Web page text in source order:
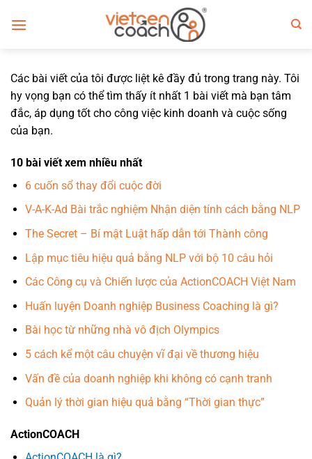
qua
Các bài viết của tôi được liệt kê đầy đủ trong trang này. Tôi
hy vọng bạn có thể tìm thấy ít nhất 1 bài viết mà bạn tâm
đắc, áp dụng tốt cho công việc kinh doanh và cuộc sống
của bạn.
10 bài viết xem nhiều nhất
6 cuốn sổ thay đổi cuộc đời
V-A-K-Ad Bài trắc nghiệm Nhận diện tính cách bằng NLP
The Secret – Bí mật Luật hấp dẫn tới Thành công
Lập mục tiêu hiệu quả bằng NLP với bộ 10 câu hỏi
Các Công cụ và Chiến lược của ActionCOACH Việt Nam
Huấn luyện Doanh nghiệp Business Coaching là gì?
Bài học từ những nhà vô địch Olympics
5 cách kể một câu chuyện vĩ đại về thương hiệu
Vấn đề của doanh nghiệp khi không có cạnh tranh
Quản lý thời gian hiệu quả bằng “Thời gian thực”
ActionCOACH